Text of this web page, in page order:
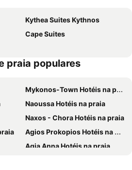
Kythea Suites Kythnos
Cape Suites
praia populares
Mykonos-Town Hotéis na praia
Naoussa Hotéis na praia
Naxos - Chora Hotéis na praia
Agios Prokopios Hotéis na praia
Agia Anna Hotéis na praia